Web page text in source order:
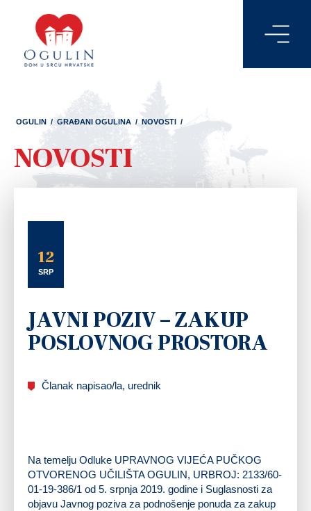
OGULIN / GRAĐANI OGULINA / NOVOSTI /
NOVOSTI
12
SRP
JAVNI POZIV – ZAKUP
POSLOVNOG PROSTORA
Članak napisao/la, urednik
Na temelju Odluke UPRAVNOG VIJEĆA PUČKOG
OTVORENOG UČILIŠTA OGULIN, URBROJ: 2133/60-
01-19-386/1 od 5. srpnja 2019. godine i Suglasnosti za
objavu Javnog poziva za podnošenje ponuda za zakup